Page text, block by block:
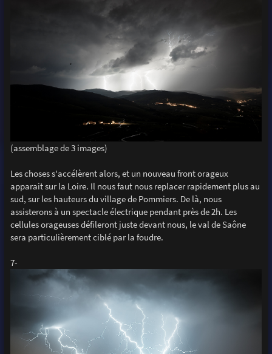
(assemblage de 3 images)
Les choses s'accélèrent alors, et un nouveau front orageux
apparait sur la Loire. Il nous faut nous replacer rapidement plus au
sud, sur les hauteurs du village de Pommiers. De là, nous
assisterons à un spectacle électrique pendant près de 2h. Les
cellules orageuses défileront juste devant nous, le val de Saône
sera particulièrement ciblé par la foudre.
7-